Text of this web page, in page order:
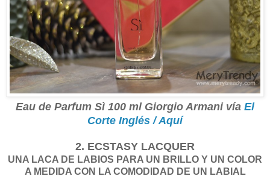
Eau de Parfum Sì 100 ml Giorgio Armani vía El
Corte Inglés / Aquí
2. ECSTASY LACQUER
UNA LACA DE LABIOS PARA UN BRILLO Y UN COLOR
A MEDIDA CON LA COMODIDAD DE UN LABIAL